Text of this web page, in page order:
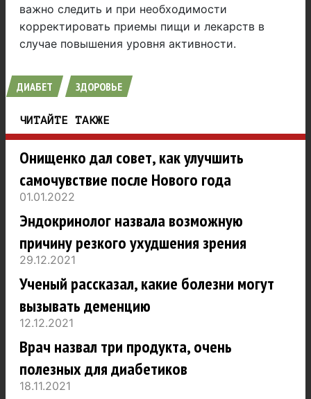
важно следить и при необходимости
корректировать приемы пищи и лекарств в
случае повышения уровня активности.
ДИАБЕТ ЗДОРОВЬЕ
ЧИТАЙТЕ ТАКЖЕ
Онищенко дал совет, как улучшить
самочувствие после Нового года
01.01.2022
Эндокринолог назвала возможную
причину резкого ухудшения зрения
29.12.2021
Ученый рассказал, какие болезни могут
вызывать деменцию
12.12.2021
Врач назвал три продукта, очень
полезных для диабетиков
18.11.2021